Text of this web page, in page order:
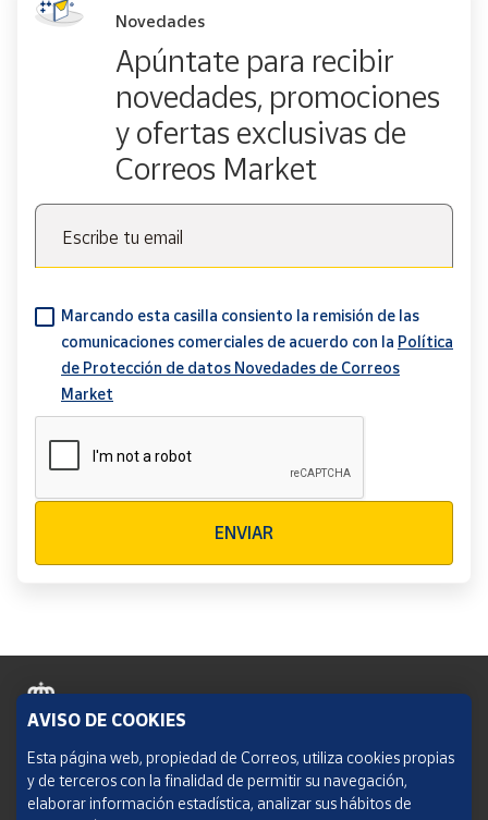
Novedades
Apúntate para recibir
novedades, promociones
y ofertas exclusivas de
Correos Market
Escribe tu email
Marcando esta casilla consiento la remisión de las
comunicaciones comerciales de acuerdo con la Política
de Protección de datos Novedades de Correos
Market
ENVIAR
Política de cookies
Aviso legal
AVISO DE COOKIES
Esta página web, propiedad de Correos, utiliza cookies propias
y de terceros con la finalidad de permitir su navegación,
elaborar información estadística, analizar sus hábitos de